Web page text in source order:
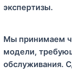
экспертизы.
Мы принимаем
модели,
обслуживания.